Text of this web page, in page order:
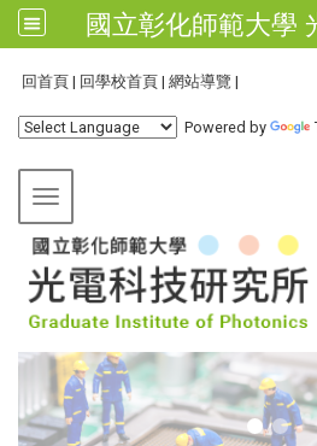
國立彰化師範大學
回首頁 | 回學校首頁 | 網站導覽 |
Powered by
Toggle navigation